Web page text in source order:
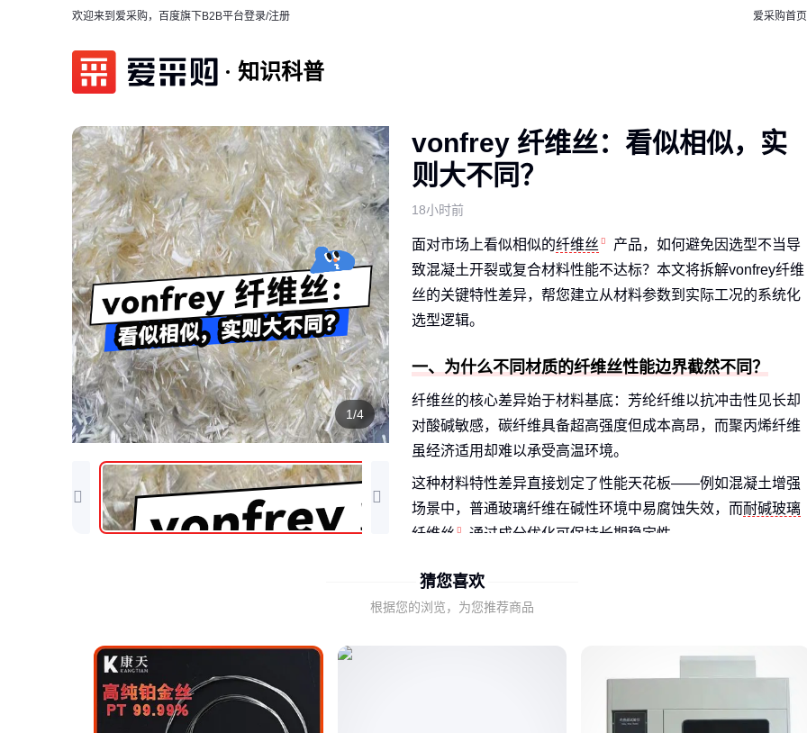
欢迎来到爱采购，百度旗下B2B平台登录/注册 爱采购首页
知识科普
1/4
vonfrey 纤维丝：看似相似，实
则大不同？
18小时前
面对市场上看似相似的纤维丝
产品，如何避免因选型不当导
致混凝土开裂或复合材料性能不达标？本文将拆解vonfrey纤维
丝的关键特性差异，帮您建立从材料参数到实际工况的系统化
选型逻辑。
一、为什么不同材质的纤维丝性能边界截然不同？
纤维丝的核心差异始于材料基底：芳纶纤维以抗冲击性见长却
对酸碱敏感，碳纤维具备超高强度但成本高昂，而聚丙烯纤维
虽经济适用却难以承受高温环境。
这种材料特性差异直接划定了性能天花板——例如混凝土增强
场景中，普通玻璃纤维在碱性环境中易腐蚀失效，而耐碱玻璃
纤维丝
通过成分优化可保持长期稳定性。
导。接下来我们将聚焦vonfrey纤维丝如何通过特殊工艺突破传
统材料的性能限制。
二、参数接近的vonfrey纤维丝如何辨别真实品质？
中的锆元素实现分子级抗腐蚀，这种技术路线使得其在高碱混
猜您喜欢
根据您的浏览，为您推荐商品